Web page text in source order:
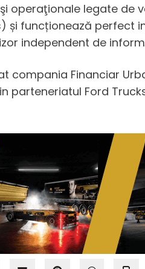
operaţionale legate de
și funcționează perfect
independent de
compania Financiar
parteneriatul Ford